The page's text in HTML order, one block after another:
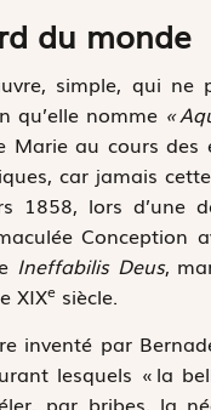
du monde
simple, qui ne
qu’elle nomme «
Marie au cours
car jamais
1858, lors d’une
Ineffabilis Deus,
XIXesiècle.
inventé par
lesquels « la